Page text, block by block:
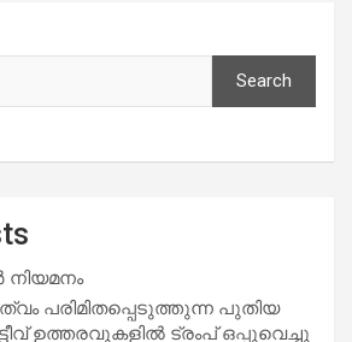
Search
നിയമനം
പരിമിതപ്പെടുത്തുന്ന പുതിയ
ഉത്തരവുകളിൽ ട്രംപ് ഒപ്പുവെച്ചു